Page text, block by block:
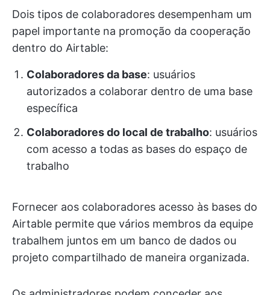
Dois tipos de colaboradores desempenham um
papel importante na promoção da cooperação
dentro do Airtable:
Colaboradores da base: usuários
autorizados a colaborar dentro de uma base
específica
Colaboradores do local de trabalho: usuários
com acesso a todas as bases do espaço de
trabalho
Fornecer aos colaboradores acesso às bases do
Airtable permite que vários membros da equipe
trabalhem juntos em um banco de dados ou
projeto compartilhado de maneira organizada.